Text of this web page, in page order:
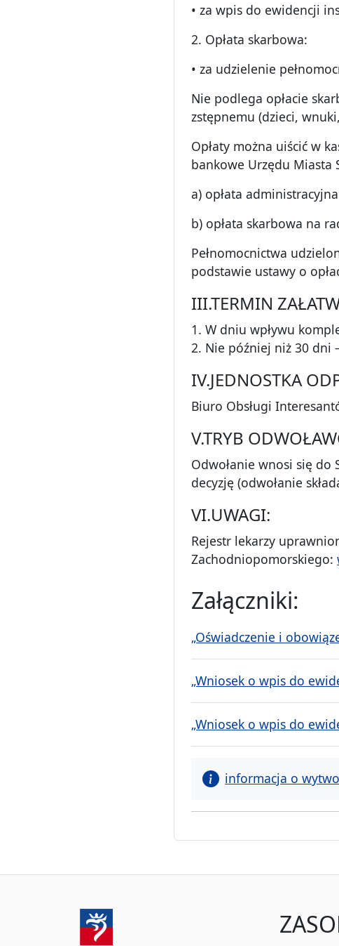
• za wpis do ewidencji
2. Opłata skarbowa:
• za udzielenie
Nie podlega opłacie
zstępnemu (dzieci,
Opłaty można uiścić w
bankowe Urzędu Miasta
a) opłata
b) opłata skarbowa na
Pełnomocnictwa
podstawie ustawy o
III.TERMIN
1. W dniu wpływu
2. Nie później niż 30 dni
IV.JEDNOSTKA
Biuro Obsługi
V.TRYB
Odwołanie wnosi się do
decyzję (odwołanie
VI.UWAGI:
Rejestr lekarzy
Zachodniopomorskiego:
Załączniki:
„Oświadczenie i
„Wniosek o wpis do
„Wniosek o wpis do
informacja o